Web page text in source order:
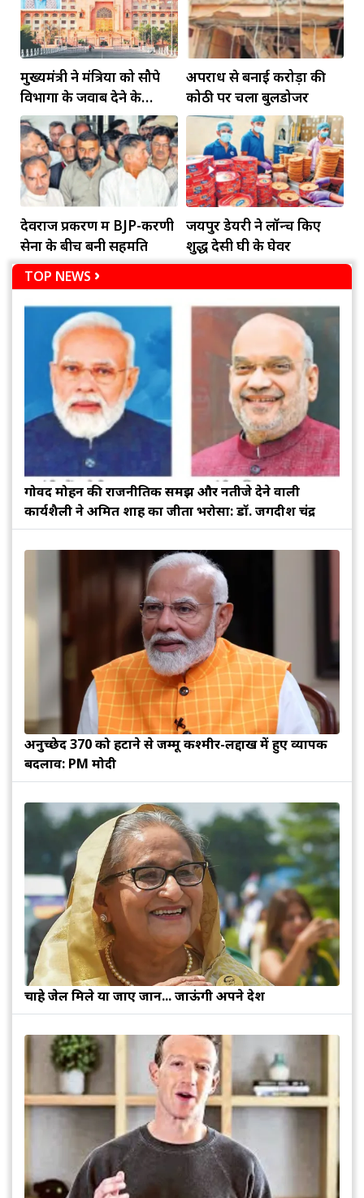
मुख्यमंत्री ने मंत्रियों को सौपे
विभागों के जवाब देने के
दायित्व
अपराध से बनाई करोड़ों की
कोठी पर चला बुलडोजर
देवराज प्रकरण में BJP-करणी
सेना के बीच बनी सहमति
जयपुर डेयरी ने लॉन्च किए
शुद्ध देसी घी के घेवर
TOP NEWS
गोविंद मोहन की राजनीतिक समझ और नतीजे देने वाली
कार्यशैली ने अमित शाह का जीता भरोसा: डॉ. जगदीश चंद्र
अनुच्छेद 370 को हटाने से जम्मू कश्मीर-लद्दाख में हुए व्यापक
बदलाव: PM मोदी
चाहे जेल मिले या जाए जान... जाऊंगी अपने देश